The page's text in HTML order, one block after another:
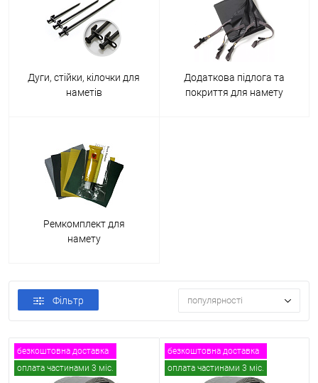
Дуги, стійки, кілочки для
наметів
Додаткова підлога та
покриття для намету
Ремкомплект для
намету
Фільтр популярності
безкоштовна доставка
оплата частинами 3 міс.
безкоштовна доставка
оплата частинами 3 міс.